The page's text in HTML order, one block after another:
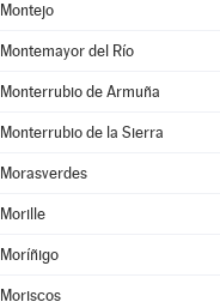
Montejo
Montemayor del Río
Monterrubio de Armuña
Monterrubio de la Sierra
Morasverdes
Morille
Moríñigo
Moriscos